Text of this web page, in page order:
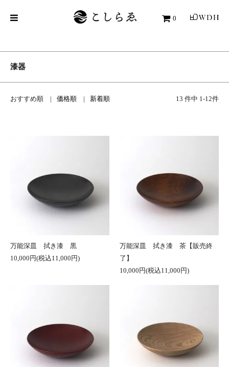
0
漆器
おすすめ順 価格順 新着順 13 件中 1-12件
万能深皿 拭き漆 黒
10,000円(税込11,000円)
万能深皿 拭き漆 茶【販売終
了】
10,000円(税込11,000円)